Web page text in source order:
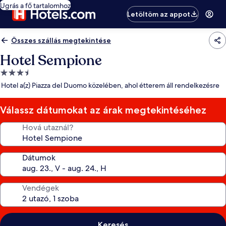
Ugrás a fő tartalomhoz
Letöltöm az appot
Összes szállás megtekintése
Hotel Sempione
3.5
csillagos
Hotel a(z) Piazza del Duomo közelében, ahol étterem áll rendelkezésre
Válassz dátumokat az árak megtekintéséhez
Hová utaznál?
Dátumok
Vendégek